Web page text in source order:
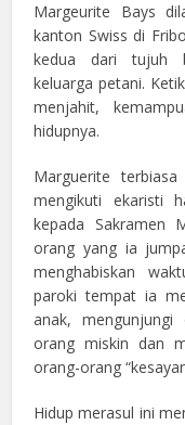
Margeurite Bays
kanton Swiss di
kedua dari tujuh
keluarga petani.
menjahit,
hidupnya.
Marguerite
mengikuti ekaristi
kepada Sakramen
orang yang ia
menghabiskan
paroki tempat ia
anak,
orang miskin dan
orang-orang
Hidup merasul ini